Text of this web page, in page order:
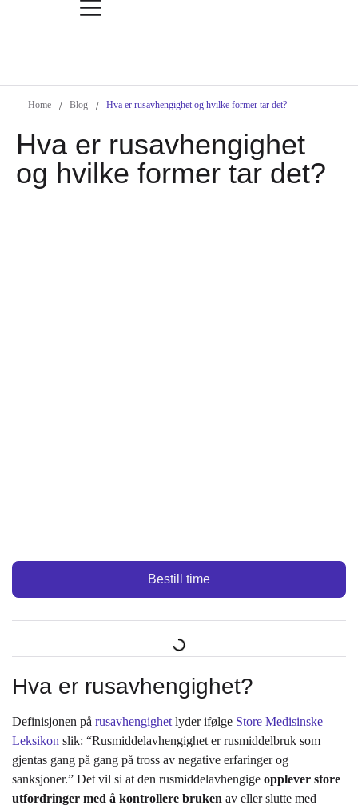
Home / Blog / Hva er rusavhengighet og hvilke former tar det?
Hva er rusavhengighet
og hvilke former tar det?
Bestill time
Hva er rusavhengighet?
Definisjonen på rusavhengighet lyder ifølge Store Medisinske
Leksikon slik: “Rusmiddelavhengighet er rusmiddelbruk som
gjentas gang på gang på tross av negative erfaringer og
sanksjoner.” Det vil si at den rusmiddelavhengige opplever store
utfordringer med å kontrollere bruken av eller slutte med